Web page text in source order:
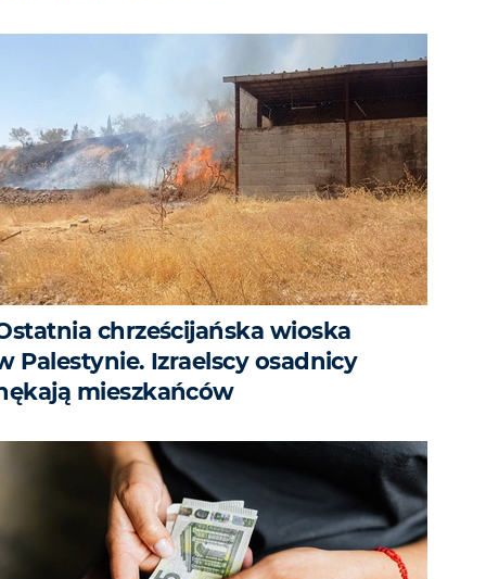
chrześcijańska wioska
Palestynie. Izraelscy osadnicy
mieszkańców